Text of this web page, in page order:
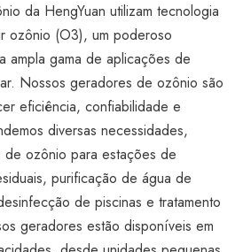
da HengYuan utilizam tecnologia
ozônio (O3), um poderoso
ampla gama de aplicações de
Nossos geradores de ozônio são
eficiência, confiabilidade e
diversas necessidades,
ozônio para estações de
purificação de água de
de piscinas e tratamento
geradores estão disponíveis em